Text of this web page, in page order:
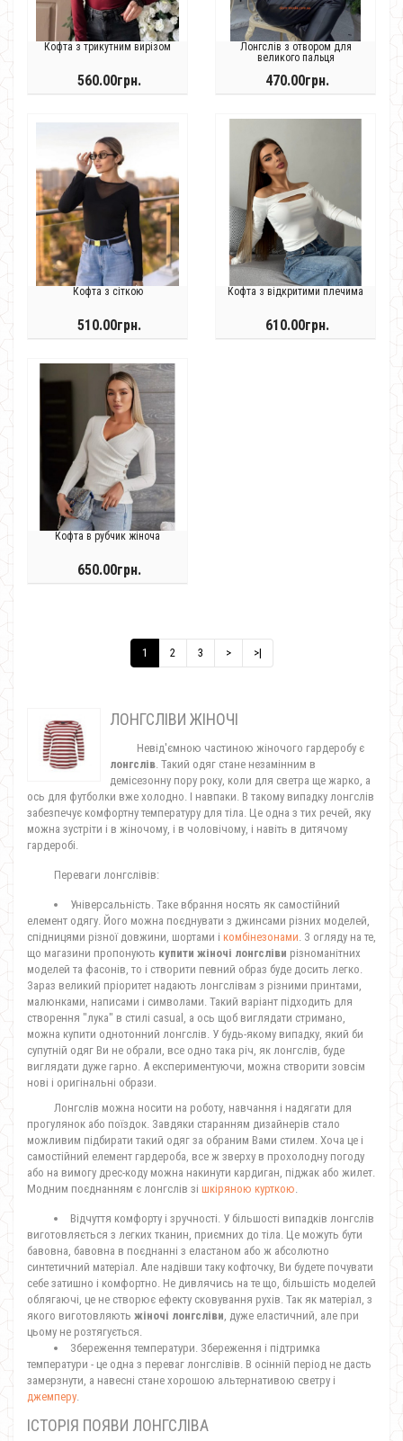
Кофта з трикутним вирізом
560.00грн.
Лонгслів з отвором для
великого пальця
470.00грн.
Кофта з сіткою
510.00грн.
Кофта з відкритими плечима
610.00грн.
Кофта в рубчик жіноча
650.00грн.
1 2 3 > >|
ЛОНГСЛІВИ ЖІНОЧІ
Невід'ємною частиною жіночого гардеробу є
лонгслів. Такий одяг стане незамінним в
демісезонну пору року, коли для светра ще жарко, а
ось для футболки вже холодно. І навпаки. В такому випадку лонгслів
забезпечує комфортну температуру для тіла. Це одна з тих речей, яку
можна зустріти і в жіночому, і в чоловічому, і навіть в дитячому
гардеробі.
Переваги лонгслівів:
Універсальність. Таке вбрання носять як самостійний
елемент одягу. Його можна поєднувати з джинсами різних моделей,
спідницями різної довжини, шортами і комбінезонами. З огляду на те,
що магазини пропонують купити жіночі лонгсліви різноманітних
моделей та фасонів, то і створити певний образ буде досить легко.
Зараз великий пріоритет надають лонгслівам з різними принтами,
малюнками, написами і символами. Такий варіант підходить для
створення "лука" в стилі casual, а ось щоб виглядати стримано,
можна купити однотонний лонгслів. У будь-якому випадку, який би
супутній одяг Ви не обрали, все одно така річ, як лонгслів, буде
виглядати дуже гарно. А експериментуючи, можна створити зовсім
нові і оригінальні образи.
Лонгслів можна носити на роботу, навчання і надягати для
прогулянок або поїздок. Завдяки старанням дизайнерів стало
можливим підбирати такий одяг за обраним Вами стилем. Хоча це і
самостійний елемент гардероба, все ж зверху в прохолодну погоду
або на вимогу дрес-коду можна накинути кардиган, піджак або жилет.
Модним поєднанням є лонгслів зі шкіряною курткою.
Відчуття комфорту і зручності. У більшості випадків лонгслів
виготовляється з легких тканин, приємних до тіла. Це можуть бути
бавовна, бавовна в поєднанні з еластаном або ж абсолютно
синтетичний матеріал. Але надівши таку кофточку, Ви будете почувати
себе затишно і комфортно. Не дивлячись на те що, більшість моделей
облягаючі, це не створює ефекту сковування рухів. Так як матеріал, з
якого виготовляють жіночі лонгсліви, дуже еластичний, але при
цьому не розтягується.
Збереження температури. Збереження і підтримка
температури - це одна з переваг лонгслівів. В осінній період не дасть
замерзнути, а навесні стане хорошою альтернативою светру і
джемперу.
ІСТОРІЯ ПОЯВИ ЛОНГСЛІВА